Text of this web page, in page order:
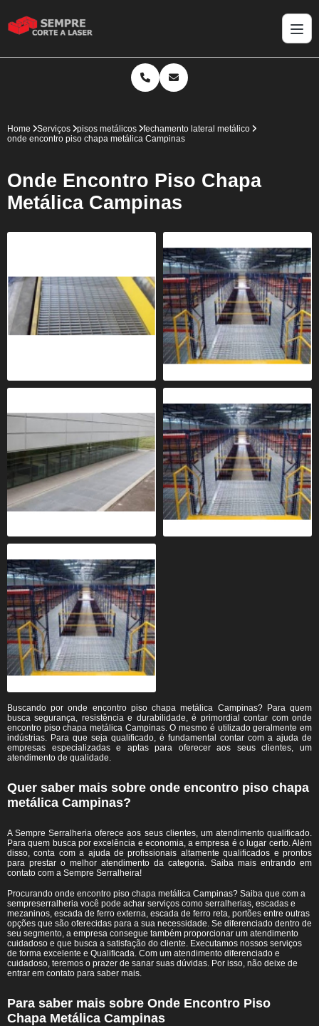
Home Serviços pisos metálicos
fechamento lateral metálico
onde encontro piso chapa metálica Campinas
Onde Encontro Piso Chapa
Metálica Campinas
Buscando por onde encontro piso chapa metálica Campinas? Para quem
busca segurança, resistência e durabilidade, é primordial contar com onde
encontro piso chapa metálica Campinas. O mesmo é utilizado geralmente em
indústrias. Para que seja qualificado, é fundamental contar com a ajuda de
empresas especializadas e aptas para oferecer aos seus clientes, um
atendimento de qualidade.
Quer saber mais sobre onde encontro piso chapa
metálica Campinas?
A Sempre Serralheria oferece aos seus clientes, um atendimento qualificado.
Para quem busca por excelência e economia, a empresa é o lugar certo. Além
disso, conta com a ajuda de profissionais altamente qualificados e prontos
para prestar o melhor atendimento da categoria. Saiba mais entrando em
contato com a Sempre Serralheira!
Procurando onde encontro piso chapa metálica Campinas? Saiba que com a
sempreserralheria você pode achar serviços como serralherias, escadas e
mezaninos, escada de ferro externa, escada de ferro reta, portões entre outras
opções que são oferecidas para a sua necessidade. Se diferenciado dentro de
seu segmento, a empresa consegue também proporcionar um atendimento
cuidadoso e que busca a satisfação do cliente. Executamos nossos serviços
de forma excelente e Qualificada. Com um atendimento diferenciado e
cuidadoso, teremos o prazer de sanar suas dúvidas. Por isso, não deixe de
entrar em contato para saber mais.
Para saber mais sobre Onde Encontro Piso
Chapa Metálica Campinas